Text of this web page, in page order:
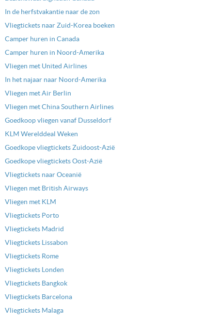
In de herfstvakantie naar de zon
Vliegtickets naar Zuid-Korea boeken
Camper huren in Canada
Camper huren in Noord-Amerika
Vliegen met United Airlines
In het najaar naar Noord-Amerika
Vliegen met Air Berlin
Vliegen met China Southern Airlines
Goedkoop vliegen vanaf Dusseldorf
KLM Werelddeal Weken
Goedkope vliegtickets Zuidoost-Azië
Goedkope vliegtickets Oost-Azië
Vliegtickets naar Oceanië
Vliegen met British Airways
Vliegen met KLM
Vliegtickets Porto
Vliegtickets Madrid
Vliegtickets Lissabon
Vliegtickets Rome
Vliegtickets Londen
Vliegtickets Bangkok
Vliegtickets Barcelona
Vliegtickets Malaga